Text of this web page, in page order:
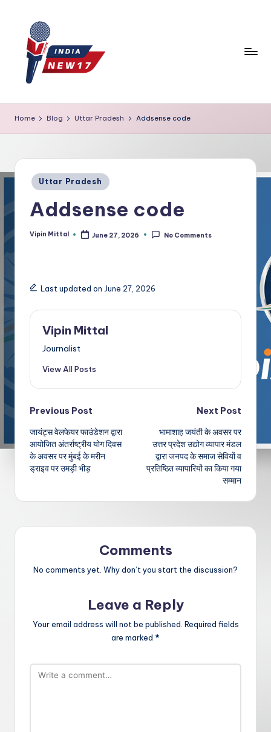
content
Home Blog Uttar Pradesh Addsense code
Posted
in
Uttar Pradesh
Addsense code
Posted
Vipin Mittal June 27, 2026 No Comments
Last updated on June 27, 2026
Vipin Mittal
Journalist
View All Posts
Post
navigation
Previous Post
जायंट्स वेलफेयर फाउंडेशन द्वारा
आयोजित अंतर्राष्ट्रीय योग दिवस
के अवसर पर मुंबई के मरीन
ड्राइव पर उमड़ी भीड़
Next Post
भामाशाह जयंती के अवसर पर
उत्तर प्रदेश उद्योग व्यापार मंडल
द्वारा जनपद के समाज सेवियों व
प्रतिष्ठित व्यापारियों का किया गया
सम्मान
Comments
No comments yet. Why don’t you start the discussion?
Leave a Reply
Your email address will not be published. Required fields
are marked *